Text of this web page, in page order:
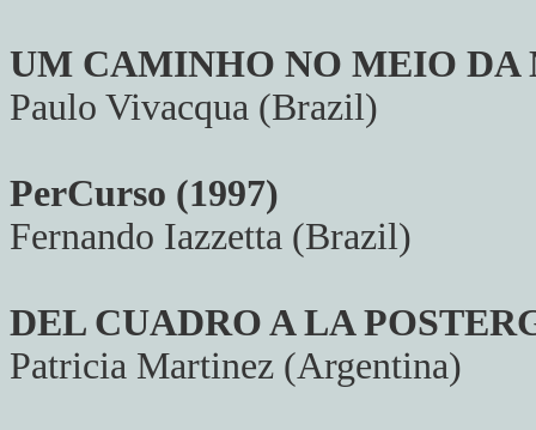
UM CAMINHO NO MEIO DA
Paulo Vivacqua (Brazil)
PerCurso (1997)
Fernando Iazzetta (Brazil)
DEL CUADRO A LA
Patricia Martinez (Argentina)